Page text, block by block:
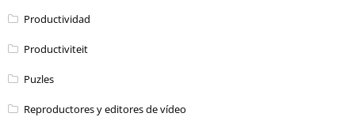
Productividad
Productiviteit
Puzles
Reproductores y editores de vídeo